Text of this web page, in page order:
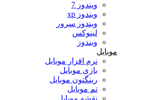
ویندوز 7
ویندوز xp
ویندوز سرور
لینوکس
ویندوز
موبایل
نرم افزار موبایل
بازی موبایل
رینگتون موبایل
تم موبایل
نقشه موبایل